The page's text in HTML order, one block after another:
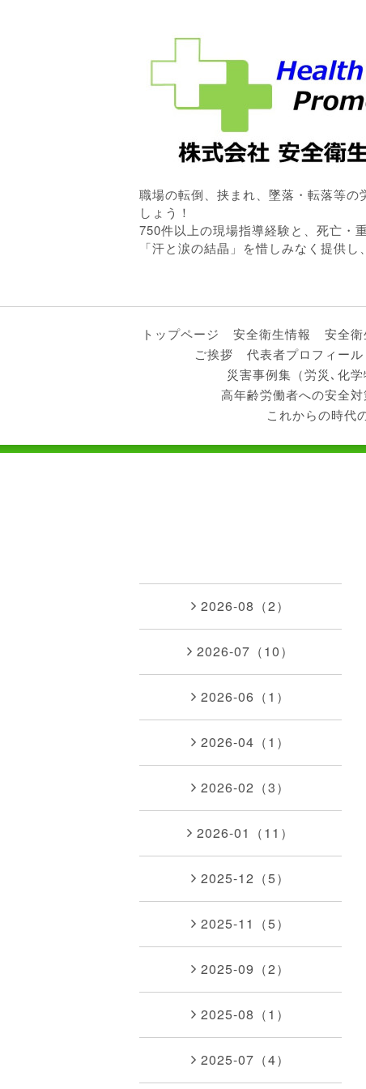
職場の転倒、挟まれ、墜落・転落等の
しょう！
750件以上の現場指導経験と、死亡・
「汗と涙の結晶」を惜しみなく提供
トップページ 安全衛生情報 安全
ご挨拶
代表者プロフィール
災害事例集（労災､化学
高年齢労働者への安全
これからの時代
2026-08（2）
2026-07（10）
2026-06（1）
2026-04（1）
2026-02（3）
2026-01（11）
2025-12（5）
2025-11（5）
2025-09（2）
2025-08（1）
2025-07（4）